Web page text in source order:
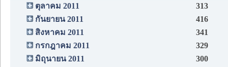
ตุลาคม 2011
313
กันยายน 2011
416
สิงหาคม 2011
341
กรกฎาคม 2011
329
มิถุนายน 2011
300